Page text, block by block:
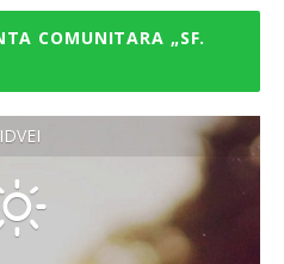
COMUNITARA „SF.